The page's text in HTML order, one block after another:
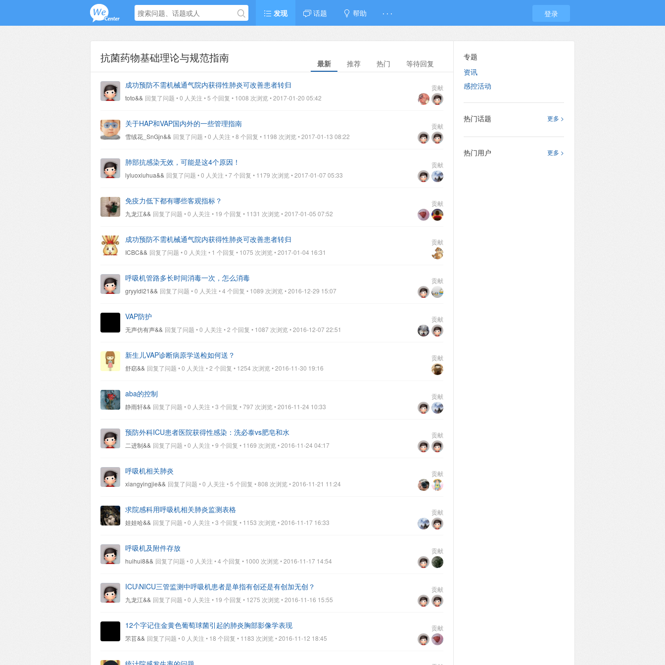
发现 话题 帮助 · · · 登录
等待回复
热门
推荐
最新
抗菌药物基础理论与规范指南
成功预防不需机械通气院内获得性肺炎可改善患者转归
贡献
toto&& 回复了问题 • 0 人关注 • 5 个回复 • 1008 次浏览 • 2017-01-20 05:42
关于HAP和VAP国内外的一些管理指南
贡献
雪绒花_SnGjn&& 回复了问题 • 0 人关注 • 8 个回复 • 1198 次浏览 • 2017-01-13 08:22
肺部抗感染无效，可能是这4个原因！
贡献
lyluoxiuhua&& 回复了问题 • 0 人关注 • 7 个回复 • 1179 次浏览 • 2017-01-07 05:33
免疫力低下都有哪些客观指标？
贡献
九龙江&& 回复了问题 • 0 人关注 • 19 个回复 • 1131 次浏览 • 2017-01-05 07:52
成功预防不需机械通气院内获得性肺炎可改善患者转归
贡献
ICBC&& 回复了问题 • 0 人关注 • 1 个回复 • 1075 次浏览 • 2017-01-04 16:31
呼吸机管路多长时间消毒一次，怎么消毒
贡献
gryyldl21&& 回复了问题 • 0 人关注 • 4 个回复 • 1089 次浏览 • 2016-12-29 15:07
VAP防护
贡献
无声仿有声&& 回复了问题 • 0 人关注 • 2 个回复 • 1087 次浏览 • 2016-12-07 22:51
新生儿VAP诊断病原学送检如何送？
贡献
舒窈&& 回复了问题 • 0 人关注 • 2 个回复 • 1254 次浏览 • 2016-11-30 19:16
aba的控制
贡献
静雨轩&& 回复了问题 • 0 人关注 • 3 个回复 • 797 次浏览 • 2016-11-24 10:33
预防外科ICU患者医院获得性感染：洗必泰vs肥皂和水
贡献
二进制&& 回复了问题 • 0 人关注 • 9 个回复 • 1169 次浏览 • 2016-11-24 04:17
呼吸机相关肺炎
贡献
xiangyingjie&& 回复了问题 • 0 人关注 • 5 个回复 • 808 次浏览 • 2016-11-21 11:24
求院感科用呼吸机相关肺炎监测表格
贡献
娃娃哈&& 回复了问题 • 0 人关注 • 3 个回复 • 1153 次浏览 • 2016-11-17 16:33
呼吸机及附件存放
贡献
huihui8&& 回复了问题 • 0 人关注 • 4 个回复 • 1000 次浏览 • 2016-11-17 14:54
ICU\NICU三管监测中呼吸机患者是单指有创还是有创加无创？
贡献
九龙江&& 回复了问题 • 0 人关注 • 19 个回复 • 1275 次浏览 • 2016-11-16 15:55
12个字记住金黄色葡萄球菌引起的肺炎胸部影像学表现
贡献
芣苢&& 回复了问题 • 0 人关注 • 18 个回复 • 1183 次浏览 • 2016-11-12 18:45
专题
资讯
感控活动
更多 >
热门话题
更多 >
热门用户